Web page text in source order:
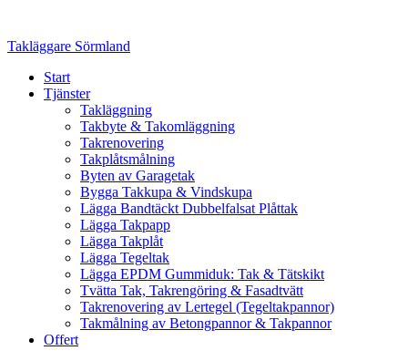
content
Takläggare Sörmland
Start
Tjänster
Takläggning
Takbyte & Takomläggning
Takrenovering
Takplåtsmålning
Byten av Garagetak
Bygga Takkupa & Vindskupa
Lägga Bandtäckt Dubbelfalsat Plåttak
Lägga Takpapp
Lägga Takplåt
Lägga Tegeltak
Lägga EPDM Gummiduk: Tak & Tätskikt
Tvätta Tak, Takrengöring & Fasadtvätt
Takrenovering av Lertegel (Tegeltakpannor)
Takmålning av Betongpannor & Takpannor
Offert